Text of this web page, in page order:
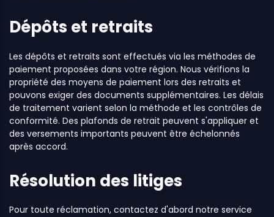
Dépôts et retraits
Les dépôts et retraits sont effectués via les méthodes de
paiement proposées dans votre région. Nous vérifions la
propriété des moyens de paiement lors des retraits et
pouvons exiger des documents supplémentaires. Les délais
de traitement varient selon la méthode et les contrôles de
conformité. Des plafonds de retrait peuvent s'appliquer et
des versements importants peuvent être échelonnés
après accord.
Résolution des litiges
Pour toute réclamation, contactez d'abord notre service